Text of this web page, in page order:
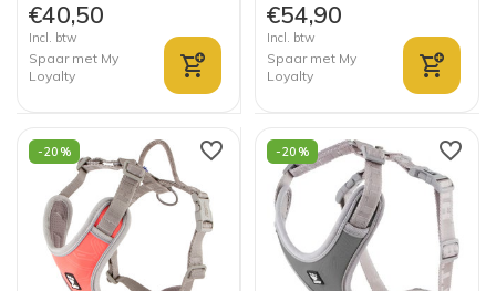
€40,50
Incl. btw
Spaar met My
Loyalty
€54,90
Incl. btw
Spaar met My
Loyalty
-20% -20%